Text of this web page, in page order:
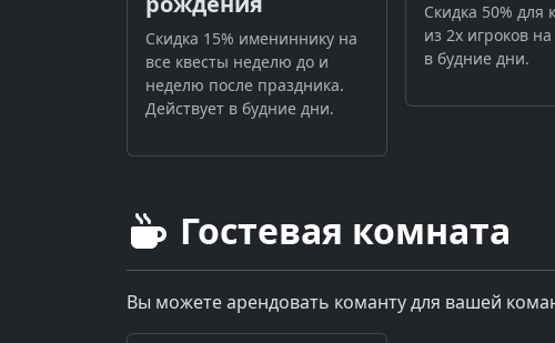
Скидка 15% имениннику на
все квесты неделю до и
неделю после праздника.
Действует в будние дни.
Скидка 50% для
из 2х игроков
в будние дни.
Гостевая комната
Вы можете арендовать команту для вашей